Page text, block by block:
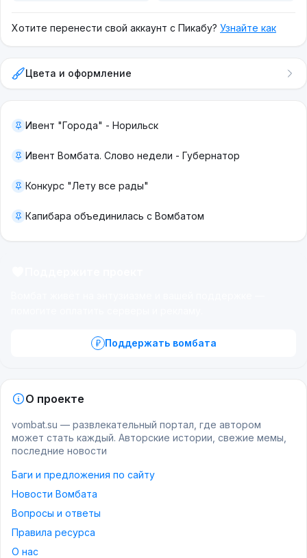
Хотите перенести свой аккаунт с Пикабу? Узнайте как
Цвета и оформление
Ивент "Города" - Норильск
Ивент Вомбата. Слово недели - Губернатор
Конкурс "Лету все рады"
Капибара объединилась с Вомбатом
Поддержать вомбата
О проекте
vombat.su — развлекательный портал, где автором
может стать каждый. Авторские истории, свежие мемы,
последние новости
Баги и предложения по сайту
Новости Вомбата
Вопросы и ответы
Правила ресурса
О нас